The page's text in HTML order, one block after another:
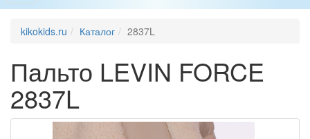
kikokids.ru Каталог 2837L
Пальто LEVIN FORCE
2837L